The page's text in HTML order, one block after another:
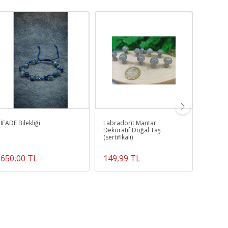
İFADE Bilekliği
650,00 TL
Labradorit Mantar
Dekoratif Doğal Taş
(sertifikalı)
149,99 TL